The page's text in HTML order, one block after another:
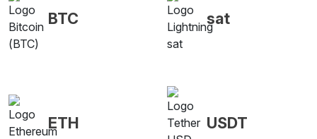
BTC sat
ETH USDT